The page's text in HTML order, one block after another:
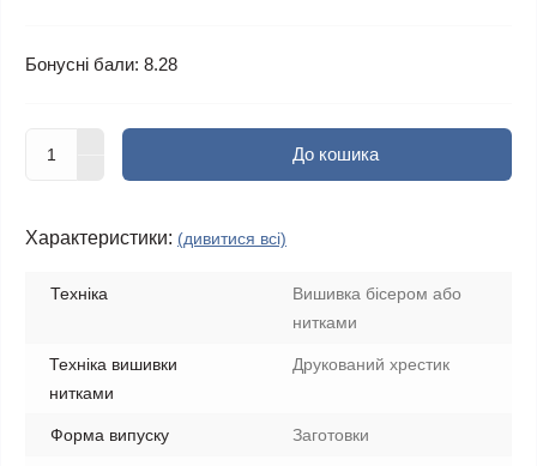
Бонусні бали: 8.28
До кошика
Характеристики: (дивитися всі)
Техніка
Вишивка бісером або
нитками
Техніка вишивки
нитками
Друкований хрестик
Форма випуску Заготовки